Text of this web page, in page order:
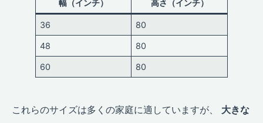
幅（インチ） 高さ（インチ）
36 80
48 80
60 80
これらのサイズは多くの家庭に適していますが、 大きな